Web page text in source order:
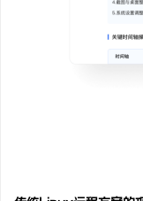
光跟踪仪在现代精密测